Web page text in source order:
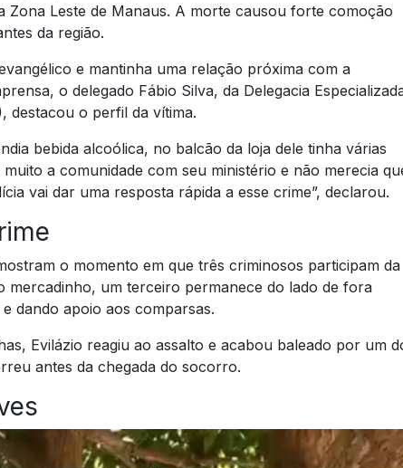
Zona Leste de Manaus. A morte causou forte comoção
da região.
e mantinha uma relação próxima com a
o delegado Fábio Silva, da Delegacia
destacou o perfil da vítima.
bebida alcoólica, no balcão da loja dele tinha várias
a comunidade com seu ministério e não merecia
vai dar uma resposta rápida a esse crime”, declarou.
o momento em que três criminosos participam da
mercadinho, um terceiro permanece do lado de fora
dando apoio aos comparsas.
Evilázio reagiu ao assalto e acabou baleado por um
antes da chegada do socorro.